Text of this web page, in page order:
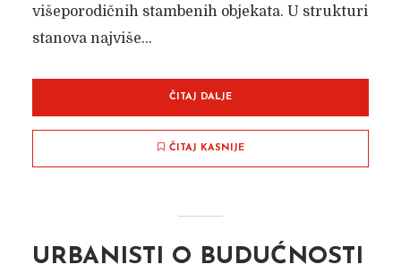
višeporodičnih stambenih objekata. U strukturi
stanova najviše...
ČITAJ DALJE
ČITAJ KASNIJE
URBANISTI O BUDUĆNOSTI